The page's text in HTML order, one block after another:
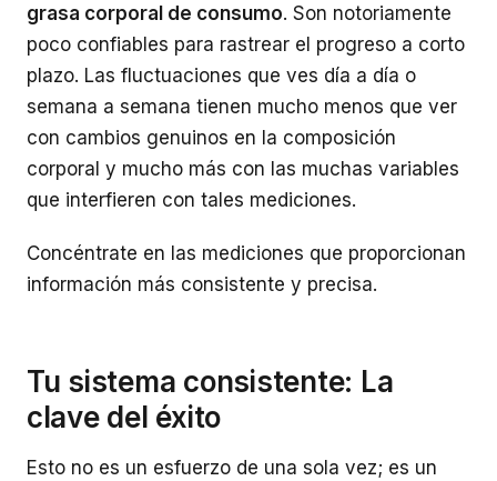
grasa corporal de consumo. Son notoriamente
poco confiables para rastrear el progreso a corto
plazo. Las fluctuaciones que ves día a día o
semana a semana tienen mucho menos que ver
con cambios genuinos en la composición
corporal y mucho más con las muchas variables
que interfieren con tales mediciones.
Concéntrate en las mediciones que proporcionan
información más consistente y precisa.
Tu sistema consistente: La
clave del éxito
Esto no es un esfuerzo de una sola vez; es un